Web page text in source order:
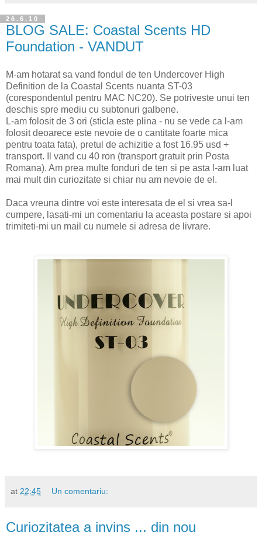
26.6.10
BLOG SALE: Coastal Scents HD
Foundation - VANDUT
M-am hotarat sa vand fondul de ten Undercover High
Definition de la Coastal Scents nuanta ST-03
(corespondentul pentru MAC NC20). Se potriveste unui ten
deschis spre mediu cu subtonuri galbene.
L-am folosit de 3 ori (sticla este plina - nu se vede ca l-am
folosit deoarece este nevoie de o cantitate foarte mica
pentru toata fata), pretul de achizitie a fost 16.95 usd +
transport. Il vand cu 40 ron (transport gratuit prin Posta
Romana). Am prea multe fonduri de ten si pe asta l-am luat
mai mult din curiozitate si chiar nu am nevoie de el.
Daca vreuna dintre voi este interesata de el si vrea sa-l
cumpere, lasati-mi un comentariu la aceasta postare si apoi
trimiteti-mi un mail cu numele si adresa de livrare.
at 22:45 Un comentariu:
Curiozitatea a invins ... din nou